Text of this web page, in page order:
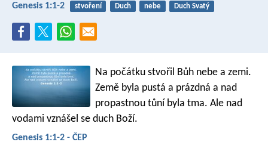
Genesis 1:1-2 stvoření Duch nebe Duch Svatý
Na počátku stvořil Bůh nebe a zemi.
Země byla pustá a prázdná a nad
propastnou tůní byla tma. Ale nad
vodami vznášel se duch Boží.
Genesis 1:1-2 - ČEP